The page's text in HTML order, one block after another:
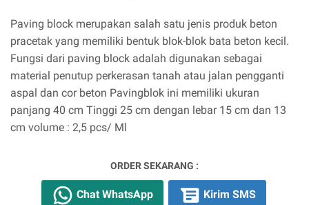
Paving block merupakan salah satu jenis produk beton
pracetak yang memiliki bentuk blok-blok bata beton kecil.
Fungsi dari paving block adalah digunakan sebagai
material penutup perkerasan tanah atau jalan pengganti
aspal dan cor beton Pavingblok ini memiliki ukuran
panjang 40 cm Tinggi 25 cm dengan lebar 15 cm dan 13
cm volume : 2,5 pcs/ Ml
ORDER SEKARANG :
Chat WhatsApp Kirim SMS